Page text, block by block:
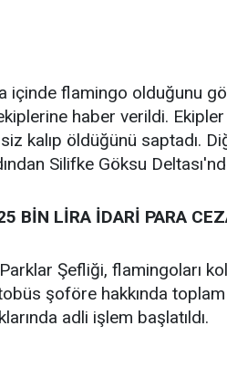
içinde flamingo olduğunu
haber verildi. Ekipler
kalıp öldüğünü saptadı.
Silifke Göksu
BİN LİRA İDARİ PARA
Şefliği, flamingoları
şoföre hakkında
adli işlem başlatıldı.